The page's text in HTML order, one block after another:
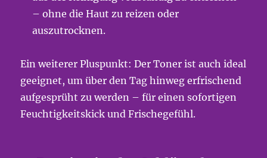
– ohne die Haut zu reizen oder
auszutrocknen.
Ein weiterer Pluspunkt: Der Toner ist auch ideal
geeignet, um über den Tag hinweg erfrischend
aufgesprüht zu werden – für einen sofortigen
Feuchtigkeitskick und Frischegefühl.